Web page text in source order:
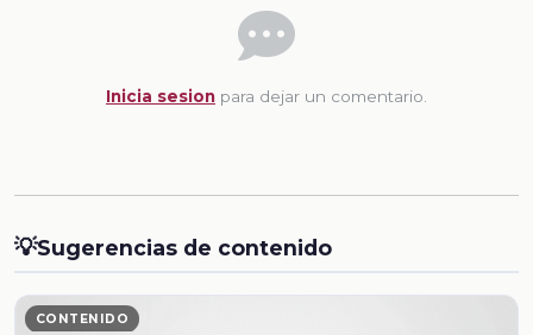
Inicia sesion para dejar un comentario.
💡Sugerencias de contenido
CONTENIDO